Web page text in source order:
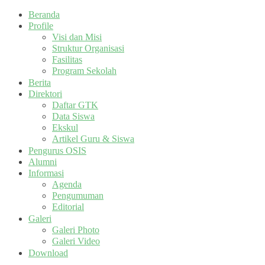
Beranda
Profile
Visi dan Misi
Struktur Organisasi
Fasilitas
Program Sekolah
Berita
Direktori
Daftar GTK
Data Siswa
Ekskul
Artikel Guru & Siswa
Pengurus OSIS
Alumni
Informasi
Agenda
Pengumuman
Editorial
Galeri
Galeri Photo
Galeri Video
Download